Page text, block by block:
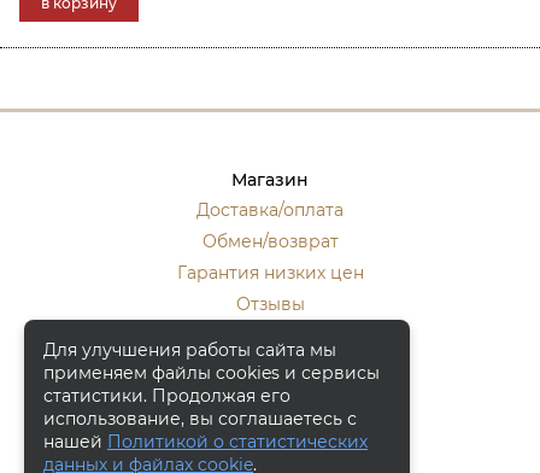
Магазин
Доставка/оплата
Обмен/возврат
Гарантия низких цен
Отзывы
Контакты
Москва, ул. Кулакова 20, к.1.
+7 (916) 133-50-10
Для улучшения работы сайта мы
применяем файлы cookies и сервисы
статистики. Продолжая его
использование, вы соглашаетесь с
нашей Политикой о статистических
данных и файлах cookie.